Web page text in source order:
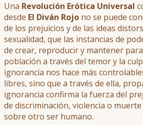
Una Revolución Erótica Universal
desde El Diván Rojo no se puede
de los prejuicios y de las ideas
sexualidad, que las instancias de
de crear, reproducir y mantener
población a través del temor y la
ignorancia nos hace más
libres, sino que a través de ella,
ignorancia confirma la fuerza del
de discriminación, violencia o
sobre otro ser humano.